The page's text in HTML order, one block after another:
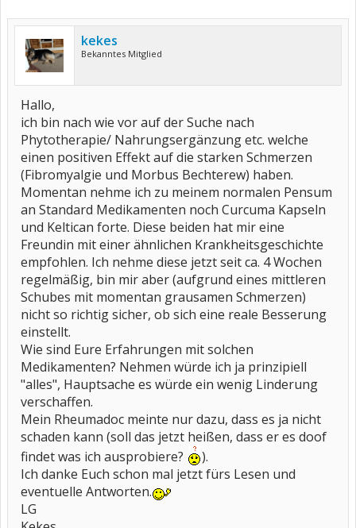
kekes
Bekanntes Mitglied
Hallo,
ich bin nach wie vor auf der Suche nach
Phytotherapie/ Nahrungsergänzung etc. welche
einen positiven Effekt auf die starken Schmerzen
(Fibromyalgie und Morbus Bechterew) haben.
Momentan nehme ich zu meinem normalen Pensum
an Standard Medikamenten noch Curcuma Kapseln
und Keltican forte. Diese beiden hat mir eine
Freundin mit einer ähnlichen Krankheitsgeschichte
empfohlen. Ich nehme diese jetzt seit ca. 4 Wochen
regelmäßig, bin mir aber (aufgrund eines mittleren
Schubes mit momentan grausamen Schmerzen)
nicht so richtig sicher, ob sich eine reale Besserung
einstellt.
Wie sind Eure Erfahrungen mit solchen
Medikamenten? Nehmen würde ich ja prinzipiell
"alles", Hauptsache es würde ein wenig Linderung
verschaffen.
Mein Rheumadoc meinte nur dazu, dass es ja nicht
schaden kann (soll das jetzt heißen, dass er es doof
findet was ich ausprobiere?
).
Ich danke Euch schon mal jetzt fürs Lesen und
eventuelle Antworten.
LG